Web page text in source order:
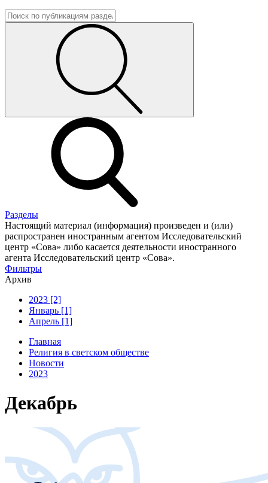
Разделы
Настоящий материал (информация) произведен и (или)
распространен иностранным агентом Исследовательский
центр «Сова» либо касается деятельности иностранного
агента Исследовательский центр «Сова».
Фильтры
Архив
2023 [2]
Январь [1]
Апрель [1]
Главная
Религия в светском обществе
Новости
2023
Декабрь